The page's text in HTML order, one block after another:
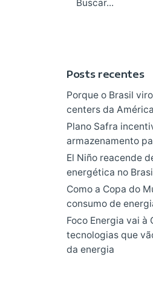
Posts recentes
Porque o Brasil
centers da
Plano Safra
armazenamento
El Niño reacende
energética no
Como a Copa do
consumo de
Foco Energia vai à
tecnologias que
da energia